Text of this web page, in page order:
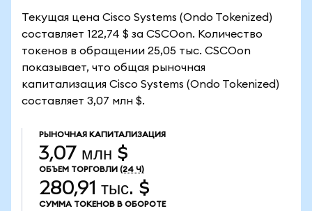
Текущая цена Cisco Systems (Ondo Tokenized)
составляет 122,74 $ за CSCOon. Количество
токенов в обращении 25,05 тыс. CSCOon
показывает, что общая рыночная
капитализация Cisco Systems (Ondo Tokenized)
составляет 3,07 млн $.
РЫНОЧНАЯ КАПИТАЛИЗАЦИЯ
3,07 млн $
ОБЪЕМ ТОРГОВЛИ (24 Ч)
280,91 тыс. $
СУММА ТОКЕНОВ В ОБОРОТЕ